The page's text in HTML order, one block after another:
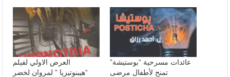
العرض الاولي لفيلم
“هيبنوتيزيا ” لمروان لخضر
عائدات مسرحية “بوستيشة”
تمنح لأطفال مرضى